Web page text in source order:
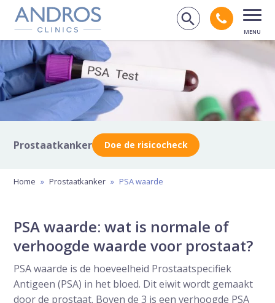
Navigatie overslaan
Zoek op
Bel
Prostaatkanker Doe de risicocheck
Home » Prostaatkanker » PSA waarde
PSA waarde: wat is normale of
verhoogde waarde voor prostaat?
PSA waarde is de hoeveelheid Prostaatspecifiek
Antigeen (PSA) in het bloed. Dit eiwit wordt gemaakt
door de prostaat. Boven de 3 is een verhoogde PSA